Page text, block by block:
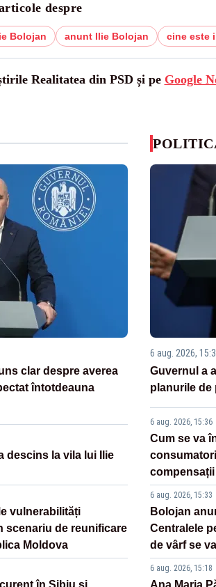
despre
Bolojan anunt Ilie Bolojan cine este
Realitatea din PSD și pe Google
clar despre averea
întotdeauna
descins la vila lui Ilie
vulnerabilități
scenariu de reunificare
Moldova
în Sibiu și
6 aug. 2026,
Guvernul a
planurile de
6 aug. 2026, 15:36
Cum se va
compensații
6 aug. 2026, 15:33
Bolojan
Centralele
de vârf se
6 aug. 2026, 15:18
Ana Maria